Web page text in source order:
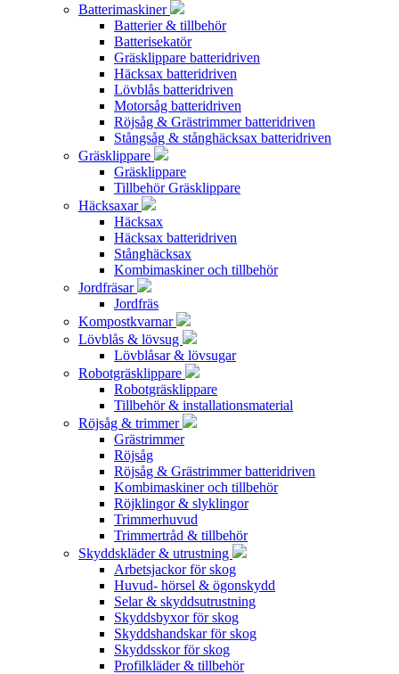
Batterimaskiner
Batterier & tillbehör
Batterisekatör
Gräsklippare batteridriven
Häcksax batteridriven
Lövblås batteridriven
Motorsåg batteridriven
Röjsåg & Grästrimmer batteridriven
Stångsåg & stånghäcksax batteridriven
Gräsklippare
Gräsklippare
Tillbehör Gräsklippare
Häcksaxar
Häcksax
Häcksax batteridriven
Stånghäcksax
Kombimaskiner och tillbehör
Jordfräsar
Jordfräs
Kompostkvarnar
Lövblås & lövsug
Lövblåsar & lövsugar
Robotgräsklippare
Robotgräsklippare
Tillbehör & installationsmaterial
Röjsåg & trimmer
Grästrimmer
Röjsåg
Röjsåg & Grästrimmer batteridriven
Kombimaskiner och tillbehör
Röjklingor & slyklingor
Trimmerhuvud
Trimmertråd & tillbehör
Skyddskläder & utrustning
Arbetsjackor för skog
Huvud- hörsel & ögonskydd
Selar & skyddsutrustning
Skyddsbyxor för skog
Skyddshandskar för skog
Skyddsskor för skog
Profilkläder & tillbehör